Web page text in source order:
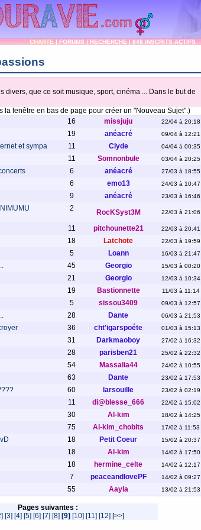
CHARTE|FORUMS|RECHERCHE|848 INSCRITS ACTIFS
divers, que ce soit musique, sport, cinéma ... Dans le but de
la fenêtre en bas de page pour créer un "Nouveau Sujet".)
16 missjuju 22/04 à 20:18
19 anéacré 09/04 à 12:21
et sympa 11 Clyde 04/04 à 00:35
11 Somnonbule 03/04 à 20:25
6 anéacré 27/03 à 18:55
6 emo13 24/03 à 10:47
9 anéacré 23/03 à 16:46
2 RocKSyst3M 22/03 à 21:06
11 pitchounette21 22/03 à 20:41
18 Latchote 22/03 à 19:59
5 Loann 16/03 à 21:47
45 Georgio 15/03 à 00:20
21 Georgio 12/03 à 10:34
19 Bastionnette 11/03 à 11:14
5 sissou3409 09/03 à 12:57
28 Dante 06/03 à 21:53
36 cht'igarspoéte 01/03 à 15:13
31 Darkmaoboy 27/02 à 16:32
28 parisben21 25/02 à 22:32
54 Massalia44 24/02 à 10:55
63 Dante 23/02 à 17:53
60 larsouille 23/02 à 02:19
11 di@blesse_666 22/02 à 15:02
30 Al-kim 18/02 à 14:25
75 Al-kim_chobits 17/02 à 11:53
18 Petit Coeur 15/02 à 20:37
18 Al-kim 14/02 à 17:50
18 hermine_celte 14/02 à 12:17
7 peaceandlovePF 14/02 à 09:27
55 Aayla 13/02 à 21:53
Pages suivantes :
[3] [4] [5] [6] [7] [8] [9] [10] [11] [12] [>>]